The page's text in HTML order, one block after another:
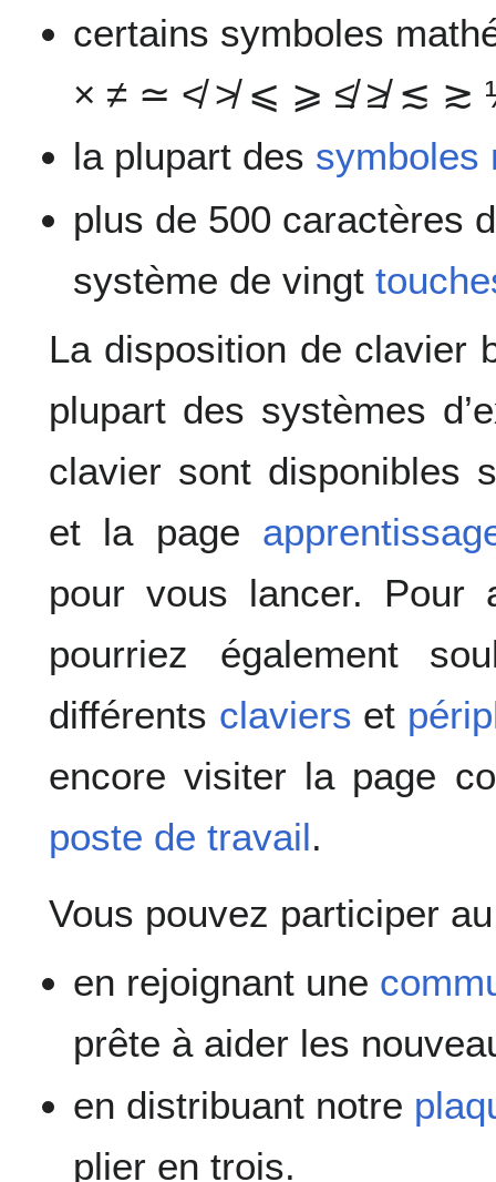
certains symboles
× ≠ ≃ ≮ ≯ ⩽ ⩾ ≰ ≱ ≲
la plupart des symboles
plus de 500 caractères
système de vingt
La disposition de clavier
plupart des systèmes
clavier sont disponibles
et la page
pour vous lancer. Pour
pourriez également
différents claviers et
encore visiter la page
poste de travail.
Vous pouvez participer
en rejoignant une
prête à aider les
en distribuant notre
plier en trois.